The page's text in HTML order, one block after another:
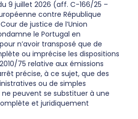
9 juillet 2026 (aff. C-166/25 –
contre République
de justice de l’Union
le Portugal en
n’avoir transposé que de
ou imprécise les dispositions
75 relative aux émissions
précise, à ce sujet, que des
ou de simples
peuvent se substituer à une
et juridiquement